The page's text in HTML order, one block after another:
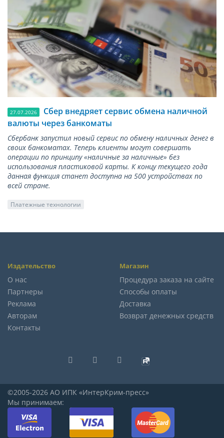
27.07.2026
Сбер внедряет сервис обмена наличной
валюты через банкоматы
Сбербанк запустил новый сервис по обмену наличных денег в
своих банкоматах. Теперь клиенты могут совершать
операции по принципу «наличные за наличные» без
использования пластиковой карты. К концу текущего года
данная функция станет доступна на 500 устройствах по
всей стране.
Платежные технологии
Издательство
О нас
Партнеры
Реклама
Авторам
Контакты
Магазин
Процедура заказа на сайте
Способы оплаты
Доставка
Возврат денежных средств
©2005-2026 АО ИПК «ИнтерКрим-пресс»
Мы принимаем: